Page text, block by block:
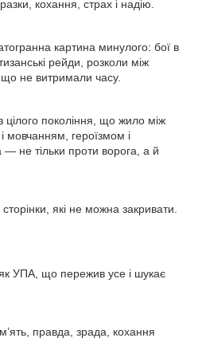
кохання, страх і надію.
картина минулого: бої в
рейди, розколи між
що не витримали часу.
покоління, що жило між
мовчанням, героїзмом і
не тільки проти ворога, а й
які не можна закривати.
УПА, що пережив усе і шукає
правда, зрада, кохання